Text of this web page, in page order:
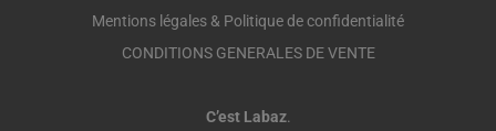
Mentions légales & Politique de confidentialité
CONDITIONS GENERALES DE VENTE
C’est Labaz.